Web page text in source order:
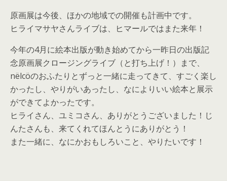
原画展は今後、ほかの地域での開催も計画中です。
ヒライマサヤさんライブは、ヒマールではまた来年！
今年の4月に絵本出版が動き始めてから一昨日の出版記
念原画展クロージングライブ（と打ち上げ！）まで、
nëlcöのおふたりとずっと一緒に走ってきて、すごく楽し
かったし、やりがいあったし、なによりいい絵本と展示
ができてよかったです。
ヒライさん、ユミコさん、ありがとうございました！じ
んたさんも、来てくれてほんとうにありがとう！
また一緒に、なにかおもしろいこと、やりたいです！